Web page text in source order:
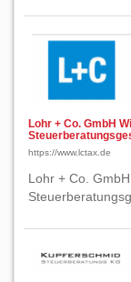
Lohr + Co. GmbH
https://www.lctax.de
Lohr + Co.